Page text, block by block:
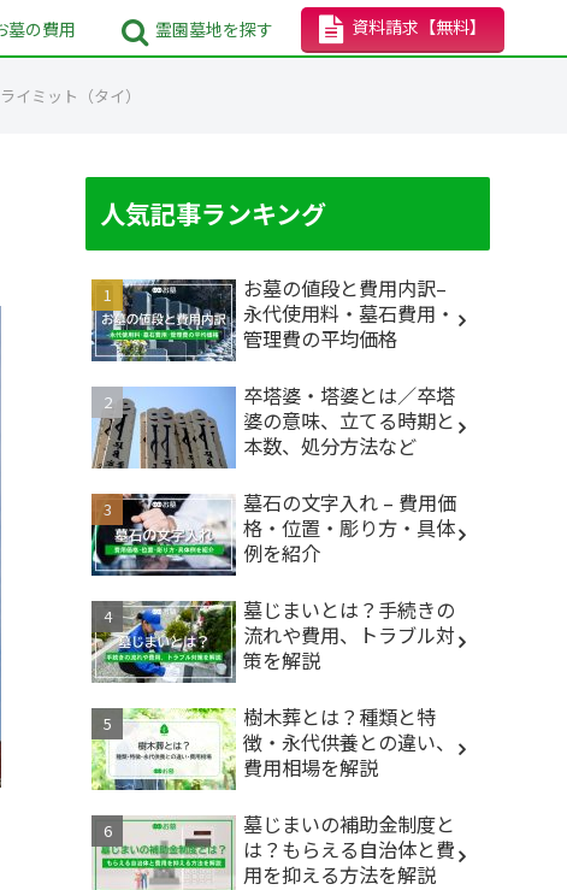
墓の費用 霊園墓地を探す 資料請求 【無料】
イミット（タイ）
人気記事ランキング
お墓の値段と費用内訳–
永代使用料・墓石費用・
管理費の平均価格
卒塔婆・塔婆とは／卒塔
婆の意味、立てる時期と
本数、処分方法など
墓石の文字入れ – 費用価
格・位置・彫り方・具体
例を紹介
墓じまいとは？手続きの
流れや費用、トラブル対
策を解説
樹木葬とは？種類と特
徴・永代供養との違い、
費用相場を解説
墓じまいの補助金制度と
は？もらえる自治体と費
用を抑える方法を解説